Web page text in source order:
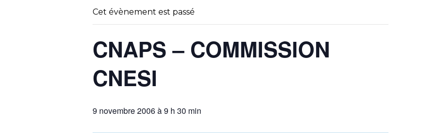
Cet évènement est passé
CNAPS – COMMISSION
CNESI
9 novembre 2006 à 9 h 30 min